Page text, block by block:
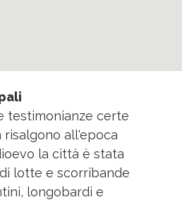
testimonianze certe
all'epoca
la città è stata
lotte e scorribande
longobardi e